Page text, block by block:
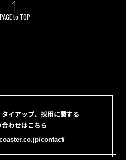
PAGE to TOP
タイアップ、採用に関する
合わせはこちら
contact/